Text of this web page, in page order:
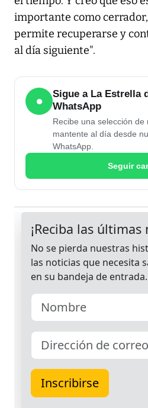
importante como
permite recuperarse y
al día siguiente".
●
Sigue a La Estrella
WhatsApp
Recibe una selección
mantente al día desde
WhatsApp.
Seguir